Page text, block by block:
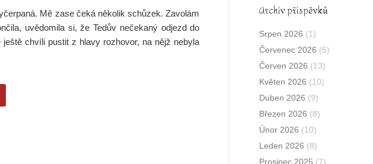
Mě zase čeká několik schůzek. Zavolám
uvědomila si, že Tedův nečekaný odjezd do
chvíli pustit z hlavy rozhovor, na nějž nebyla
Archív příspěvků
Srpen 2026 (1)
Červenec 2026 (5)
Červen 2026 (13)
Květen 2026 (10)
Duben 2026 (9)
Březen 2026 (8)
Únor 2026 (10)
Leden 2026 (8)
Prosinec 2025 (7)